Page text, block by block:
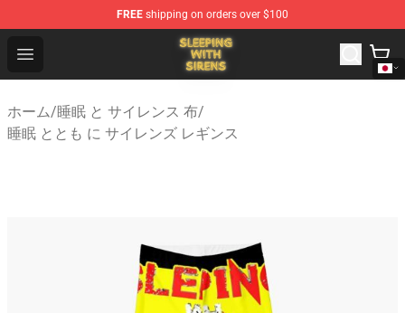
FREE shipping on orders over $100
Open menu
Sleeping With Sirens Store - Official Sleeping With
ホーム/睡眠 と サイレンス 布/
睡眠 ととも に サイレンズ レギンス